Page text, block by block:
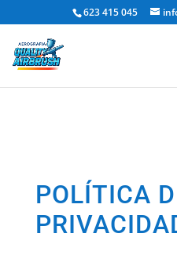
623 415 045
POLÍTICA